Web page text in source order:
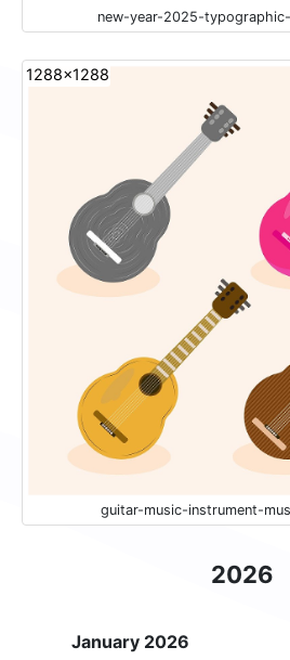
new-year-2025-
1288x1288
guitar-music-instrument-
2026
January 2026